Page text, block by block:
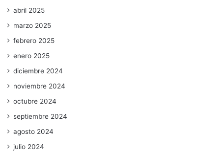
abril 2025
marzo 2025
febrero 2025
enero 2025
diciembre 2024
noviembre 2024
octubre 2024
septiembre 2024
agosto 2024
julio 2024